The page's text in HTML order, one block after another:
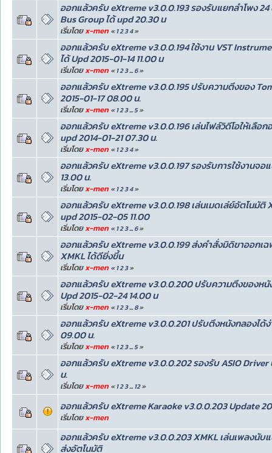
ออกแล้วครับ eXtreme v3.0.0.193 รองรับแยกลำโพง 24
Bus Group ได้ upd 20.30 น
เริ่มโดยx-men «1234»
ออกแล้วครับ eXtreme v3.0.0.194 ใช้งาน VST
ได้ Upd 2015-01-14 11.00 น
เริ่มโดยx-men «123...6»
ออกแล้วครับ eXtreme v3.0.0.195 ปรับความตึงของ
2015-01-17 08.00 น.
เริ่มโดยx-men «123...5»
ออกแล้วครับ eXtreme v3.0.0.196 เล่นไฟล์วิดีโอให้เลือ
upd 2014-01-21 07.30 น.
เริ่มโดยx-men «1234»
ออกแล้วครับ eXtreme v3.0.0.197 รองรับการใช้งานจ
13.00 น.
เริ่มโดยx-men «1234»
ออกแล้วครับ eXtreme v3.0.0.198 เล่นเมดเล่ย์อัตโนมัติ
upd 2015-02-05 11.00
เริ่มโดยx-men «123...6»
ออกแล้วครับ eXtreme v3.0.0.199 ส่งคำสั่งมิดิขาออกเฉ
XMKL ได้ดียิ่งขึ้น
เริ่มโดยx-men «123»
ออกแล้วครับ eXtreme v3.0.0.200 ปรับความตึงของหนั
Upd 2015-02-24 14.00 น
เริ่มโดยx-men «123...8»
ออกแล้วครับ eXtreme v3.0.0.201 ปรับตึงหนังกลองได้
09.00 น.
เริ่มโดยx-men «123...5»
ออกแล้วครับ eXtreme v3.0.0.202 รองรับ ASIO
น.
เริ่มโดยx-men «123...12»
ออกแล้วครับ eXtreme Karaoke v3.0.0.203 Update
เริ่มโดยx-men
ออกแล้วครับ eXtreme v3.0.0.203 XMKL เล่นเพลงนับแ
ส่งอัตโนมัติ